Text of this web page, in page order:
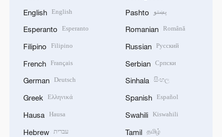
English English
Esperanto Esperanto
Filipino Filipino
French Français
German Deutsch
Greek Ελληνικά
Hausa Hausa
Hebrew עברית
Pashto پښتو
Romanian Română
Russian Русский
Serbian Српски
Sinhala සිංහල
Spanish Español
Swahili Kiswahili
Tamil தமிழ்